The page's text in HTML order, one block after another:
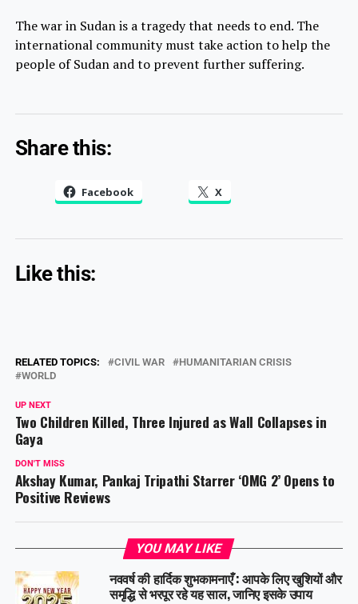
The war in Sudan is a tragedy that needs to end. The
international community must take action to help the
people of Sudan and to prevent further suffering.
Share this:
Facebook X
Like this:
RELATED TOPICS: CIVIL WAR
HUMANITARIAN CRISIS
WORLD
UP NEXT
Two Children Killed, Three Injured as Wall Collapses in
Gaya
DON'T MISS
Akshay Kumar, Pankaj Tripathi Starrer ‘OMG 2’ Opens to
Positive Reviews
YOU MAY LIKE
नववर्ष की हार्दिक शुभकामनाएँ : आपके लिए खुशियों और
समृद्धि से भरपूर रहे यह साल, जानिए इसके उपाय